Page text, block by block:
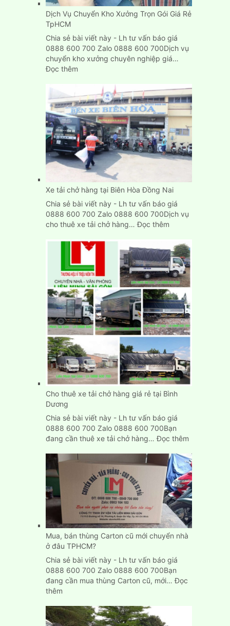
Dịch Vụ Chuyển Kho Xưởng Trọn Gói Giá Rẻ
TpHCM
Chia sẻ bài viết này - Lh tư vấn báo giá
0888 600 700 Zalo 0888 600 700Dịch vụ
chuyển kho xưởng chuyên nghiệp giá…
Đọc thêm:
Chuyển
Kho
Xưởng
Trọn
Gói
Giá
Rẻ
TpHCM
Xe tải chở hàng tại Biên Hòa Đồng Nai
Chia sẻ bài viết này - Lh tư vấn báo giá
0888 600 700 Zalo 0888 600 700Dịch vụ
cho thuê xe tải chở hàng…Đọc thêm:
tải
chở
hàng
tại
Biên
Hòa
Đồng
Nai
Cho thuê xe tải chở hàng giá rẻ tại Bình
Dương
Chia sẻ bài viết này - Lh tư vấn báo giá
0888 600 700 Zalo 0888 600 700Bạn
đang cần thuê xe tải chở hàng…Đọc thêm:
thuê
xe
tải
chở
hàng
giá
rẻ
tại
Mua, bán thùng Carton cũ mới chuyển nhà
ở đâu TPHCM?
Chia sẻ bài viết này - Lh tư vấn báo giá
0888 600 700 Zalo 0888 600 700Bạn
đang cần mua thùng Carton cũ, mới…Đọc
thêm:
bán
thùng